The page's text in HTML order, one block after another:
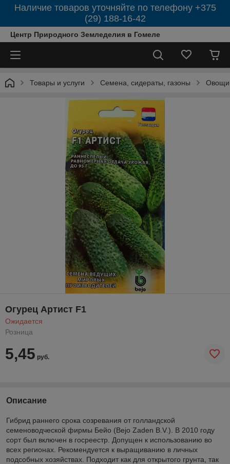
Наличие товаров уточняйте по телефону +375
(29) 188-16-42
Центр Природного Земледелия в Гомеле
Товары и услуги Семена, сидераты, газоны Овощи
Огурец Артист F1
Ожидается
Розница
5,45 руб.
Описание
Гибрид раннего срока созревания от голландской
семеноводческой фирмы Бейо (Bejo Zaden B.V.). В 2010 году
сорт был включен в госреестр. Допущен к использованию во
всех регионах. Рекомендуется к выращиванию в личных
подсобных хозяйствах. Подходит как для открытого грунта, так